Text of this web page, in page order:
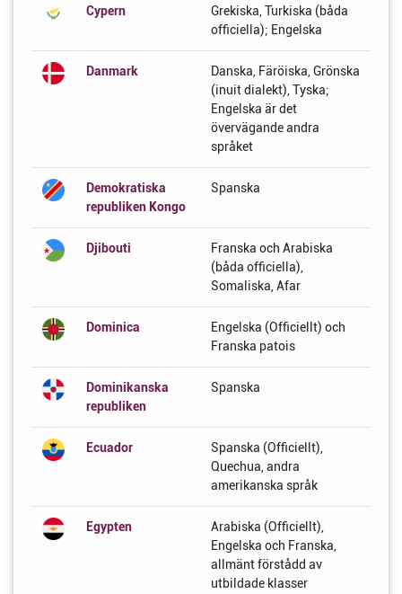
Cypern
Grekiska, Turkiska (båda
officiella); Engelska
Danmark
Danska, Färöiska, Grönska
(inuit dialekt), Tyska;
Engelska är det
övervägande andra
språket
Demokratiska
republiken Kongo
Spanska
Djibouti
Franska och Arabiska
(båda officiella),
Somaliska, Afar
Dominica
Engelska (Officiellt) och
Franska patois
Dominikanska
republiken
Spanska
Ecuador
Spanska (Officiellt),
Quechua, andra
amerikanska språk
Egypten
Arabiska (Officiellt),
Engelska och Franska,
allmänt förstådd av
utbildade klasser